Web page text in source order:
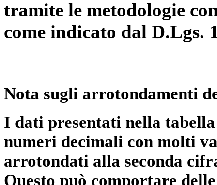
tramite le metodologie
come indicato dal D.Lgs.
Nota sugli arrotondamenti
I dati presentati nella
numeri decimali con molti
arrotondati alla seconda
Questo può comportare